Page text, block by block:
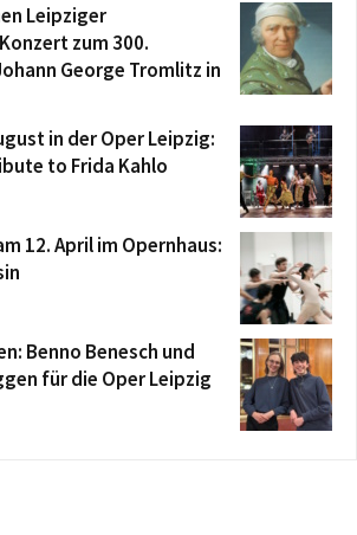
Leipziger
zum 300.
George Tromlitz in
in der Oper Leipzig:
to Frida Kahlo
12. April im Opernhaus:
Benno Benesch und
für die Oper Leipzig